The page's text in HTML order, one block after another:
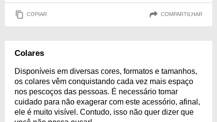
COPIAR COMPARTILHAR
Colares
Disponíveis em diversas cores, formatos e tamanhos,
os colares vêm conquistando cada vez mais espaço
nos pescoços das pessoas. É necessário tomar
cuidado para não exagerar com este acessório, afinal,
ele é muito visível. Contudo, isso não quer dizer que